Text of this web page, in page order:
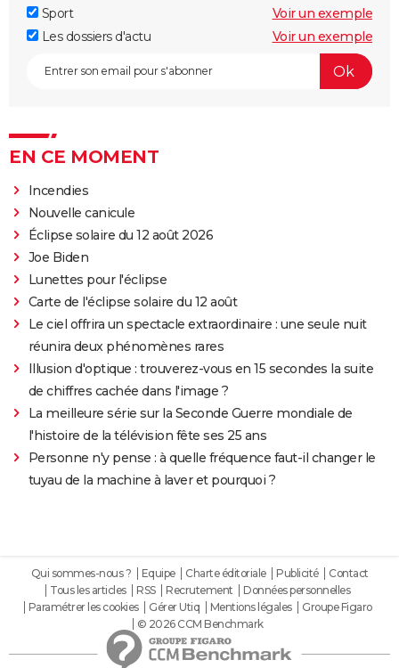
Sport
Voir un exemple
Les dossiers d'actu
Voir un exemple
EN CE MOMENT
Incendies
Nouvelle canicule
Éclipse solaire du 12 août 2026
Joe Biden
Lunettes pour l'éclipse
Carte de l'éclipse solaire du 12 août
Le ciel offrira un spectacle extraordinaire : une seule nuit
réunira deux phénomènes rares
Illusion d'optique : trouverez-vous en 15 secondes la suite
de chiffres cachée dans l'image ?
La meilleure série sur la Seconde Guerre mondiale de
l'histoire de la télévision fête ses 25 ans
Personne n'y pense : à quelle fréquence faut-il changer le
tuyau de la machine à laver et pourquoi ?
Qui sommes-nous ? Equipe Charte éditoriale Publicité
Contact
Tous les articles
RSS Recrutement
Données personnelles
Paramétrer les cookies
Gérer Utiq Mentions légales
Groupe Figaro
© 2026 CCM Benchmark